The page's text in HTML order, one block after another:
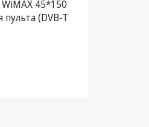
45*150
пульта (DVB-T